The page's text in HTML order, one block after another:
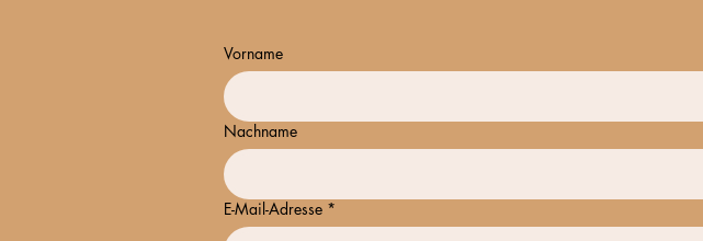
Vorname
Nachname
E-Mail-Adresse *